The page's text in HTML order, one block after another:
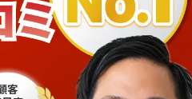
問い合わせ
0146
日受付中